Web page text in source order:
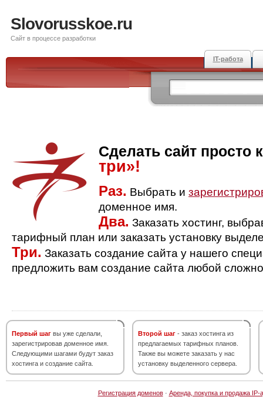
Slovorusskoe.ru
Сайт в процессе разработки
IT-работа
Сделать сайт просто
три»!
Раз. Выбрать и
доменное имя.
Два. Заказать хостинг,
тарифный план или заказать установку
Три. Заказать создание сайта у нашего
предложить вам создание сайта любой
Первый шаг вы уже сделали,
зарегистрировав доменное имя.
Следующими шагами будут заказ
хостинга и создание сайта.
Второй шаг - заказ хостинга из
предлагаемых тарифных планов.
Также вы можете заказать у нас
установку выделенного сервера.
Регистрация доменов· Аренда, покупка и продажа IP-